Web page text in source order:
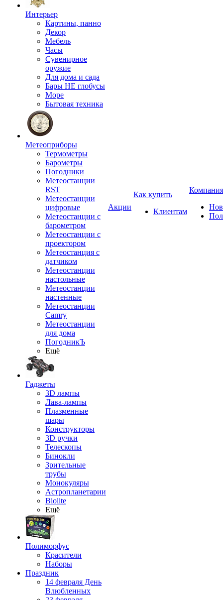
Интерьер
Картины, панно
Декор
Мебель
Часы
Сувенирное
оружие
Для дома и сада
Бары НЕ глобусы
Море
Бытовая техника
Метеоприборы
Термометры
Барометры
Погодники
Метеостанции
RST
Метеостанции
цифровые
Метеостанции с
барометром
Метеостанции с
проектором
Метеостанция с
датчиком
Метеостанции
настольные
Метеостанции
настенные
Метеостанции
Camry
Метеостанции
для дома
ПогодникЪ
Ещё
Гаджеты
3D лампы
Лава-лампы
Плазменные
шары
Конструкторы
3D ручки
Телескопы
Бинокли
Зрительные
трубы
Монокуляры
Астропланетарии
Biolite
Ещё
Полиморфус
Красители
Наборы
Праздник
14 февраля День
Влюбленных
Акции
Как купить
Клиентам
Компания